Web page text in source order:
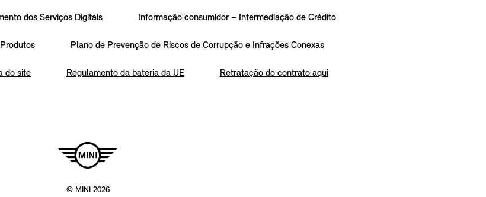
dos Serviços Digitais Informação consumidor – Intermediação de Crédito
Plano de Prevenção de Riscos de Corrupção e Infrações Conexas
do site Regulamento da bateria da UE Retratação do contrato aqui
© MINI 2026